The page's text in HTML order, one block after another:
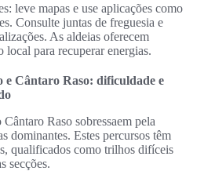
leve mapas e use aplicações como
Consulte juntas de freguesia e
As aldeias oferecem
para recuperar energias.
Cântaro Raso: dificuldade e
Raso sobressaem pela
dominantes. Estes percursos têm
qualificados como trilhos difíceis
secções.